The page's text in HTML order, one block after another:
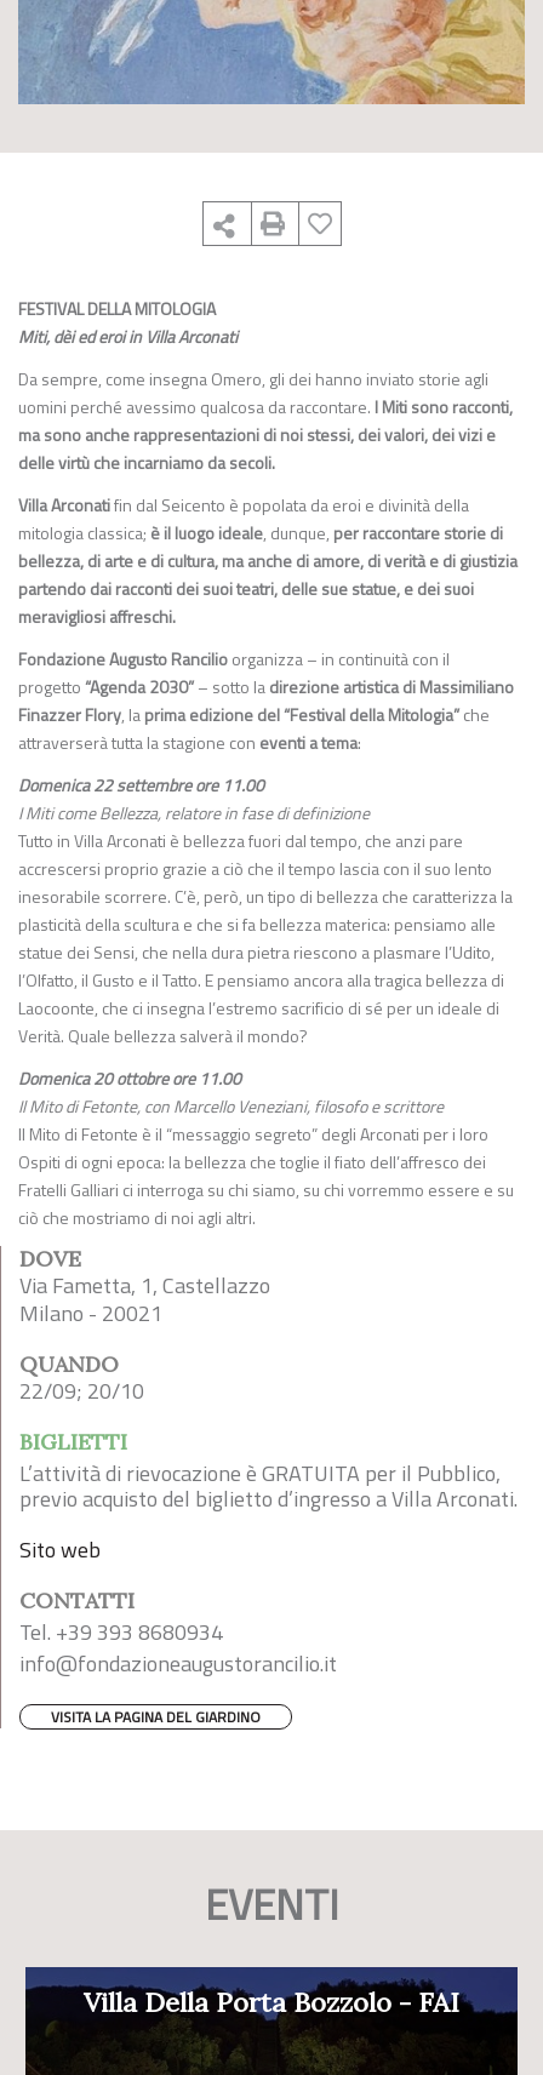
FESTIVAL DELLA MITOLOGIA
Miti, dèi ed eroi in Villa Arconati
Da sempre, come insegna Omero, gli dei hanno inviato storie agli
uomini perché avessimo qualcosa da raccontare. I Miti sono racconti,
ma sono anche rappresentazioni di noi stessi, dei valori, dei vizi e
delle virtù che incarniamo da secoli.
Villa Arconatifin dal Seicento è popolata da eroi e divinità della
mitologia classica; è il luogo ideale, dunque, per raccontare storie di
bellezza, di arte e di cultura, ma anche di amore, di verità e di giustizia
partendo dai racconti dei suoi teatri, delle sue statue, e dei suoi
meravigliosi affreschi.
Fondazione Augusto Rancilioorganizza – in continuità con il
progetto“Agenda 2030”– sotto ladirezione artistica di Massimiliano
Finazzer Flory, laprima edizione del “Festival della Mitologia”che
attraverserà tutta la stagione con eventi a tema:
Domenica 22 settembre ore 11.00
I Miti come Bellezza, relatore in fase di definizione
Tutto in Villa Arconati è bellezza fuori dal tempo, che anzi pare
accrescersi proprio grazie a ciò che il tempo lascia con il suo lento
inesorabile scorrere. C’è, però, un tipo di bellezza che caratterizza la
plasticità della scultura e che si fa bellezza materica: pensiamo alle
statue dei Sensi, che nella dura pietra riescono a plasmare l’Udito,
l’Olfatto, il Gusto e il Tatto. E pensiamo ancora alla tragica bellezza di
Laocoonte, che ci insegna l’estremo sacrificio di sé per un ideale di
Verità. Quale bellezza salverà il mondo?
Domenica 20 ottobre ore 11.00
Il Mito di Fetonte, con Marcello Veneziani, filosofo e scrittore
Il Mito di Fetonte è il “messaggio segreto” degli Arconati per i loro
Ospiti di ogni epoca: la bellezza che toglie il fiato dell’affresco dei
Fratelli Galliari ci interroga su chi siamo, su chi vorremmo essere e su
ciò che mostriamo di noi agli altri.
DOVE
Via Fametta, 1, Castellazzo
Milano - 20021
QUANDO
22/09; 20/10
BIGLIETTI
L’attività di rievocazione è GRATUITA per il Pubblico,
previo acquisto del biglietto d’ingresso a Villa Arconati.
Sito web
CONTATTI
Tel. +39 393 8680934
info@fondazioneaugustorancilio.it
VISITA LA PAGINA DEL GIARDINO
EVENTI
Villa Della Porta Bozzolo - FAI